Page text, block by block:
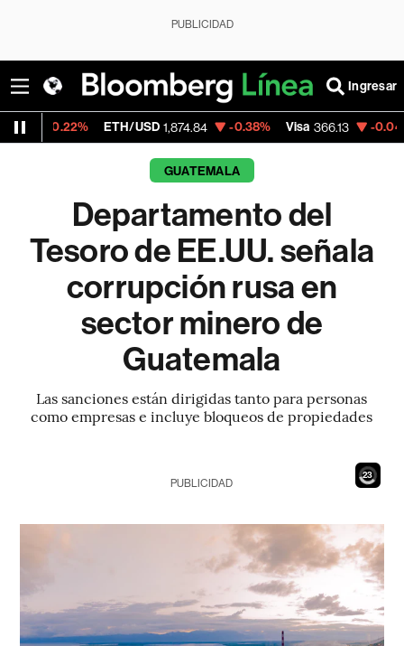
PUBLICIDAD
Ingresar
ETH/USD 1,874.84 -0.38% Visa 366.13 -0.04%
GUATEMALA
Departamento del
Tesoro de EE.UU. señala
corrupción rusa en
sector minero de
Guatemala
Las sanciones están dirigidas tanto para personas
como empresas e incluye bloqueos de propiedades
21
PUBLICIDAD